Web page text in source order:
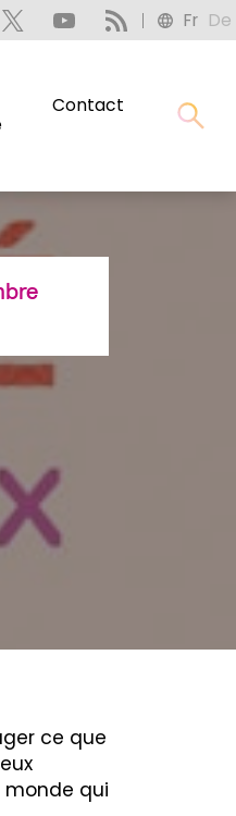
Contact
Fr De
Fr De
ce que
monde qui